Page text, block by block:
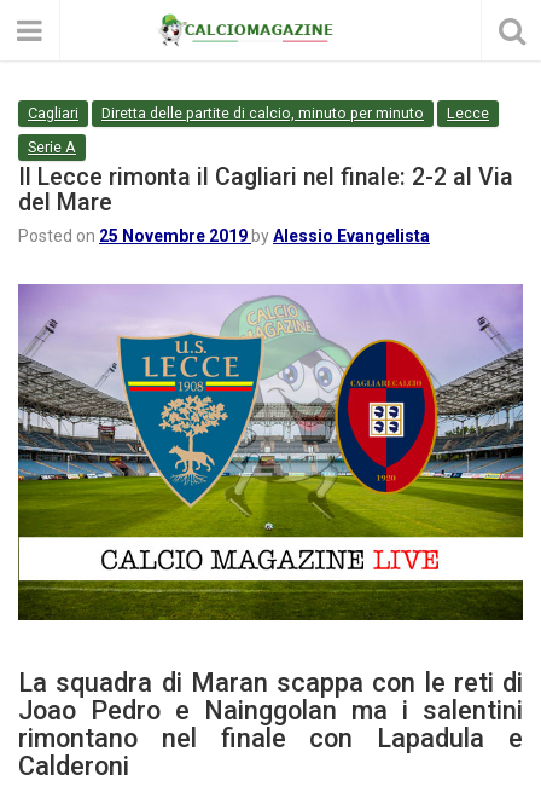
Cagliari Diretta delle partite di calcio, minuto per minuto
Lecce
Serie A
Il Lecce rimonta il Cagliari nel finale: 2-2 al Via
del Mare
Posted on 25 Novembre 2019 byAlessio Evangelista
La squadra di Maran scappa con le reti di
Joao Pedro e Nainggolan ma i salentini
rimontano nel finale con Lapadula e
Calderoni